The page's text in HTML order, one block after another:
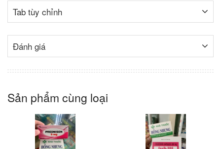
Tab tùy chỉnh
Đánh giá
Sản phẩm cùng loại